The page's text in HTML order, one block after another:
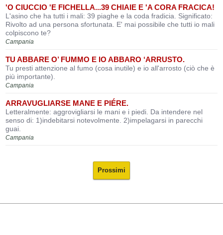
'O CIUCCIO 'E FICHELLA...39 CHIAIE E 'A CORA FRACICA!
L'asino che ha tutti i mali: 39 piaghe e la coda fradicia. Significato:
Rivolto ad una persona sfortunata. E' mai possibile che tutti io mali
colpiscono te?
Campania
TU ABBARE O’ FUMMO E IO ABBARO ‘ARRUSTO.
Tu presti attenzione al fumo (cosa inutile) e io all'arrosto (ciò che è
più importante).
Campania
ARRAVUGLIARSE MANE E PIÉRE.
Letteralmente: aggrovigliarsi le mani e i piedi. Da intendere nel
senso di: 1)indebitarsi notevolmente. 2)impelagarsi in parecchi
guai.
Campania
Prossimi